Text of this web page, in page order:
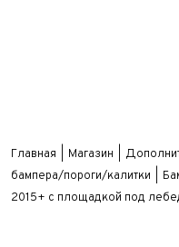
Главная Магазин
бампера/пороги/калитки
2015+ с площадкой под